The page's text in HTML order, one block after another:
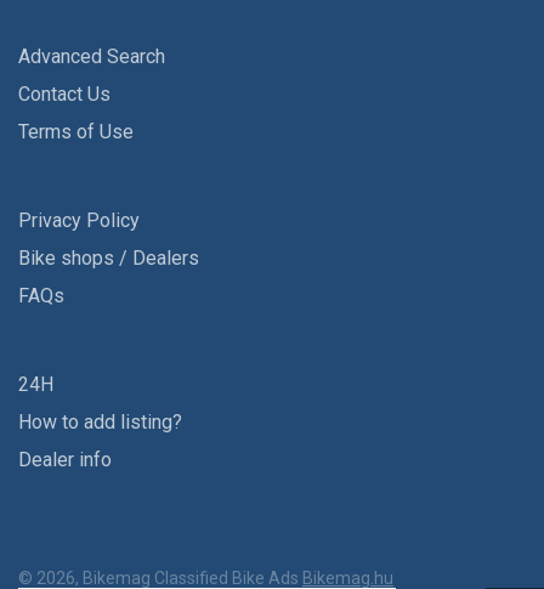
Advanced Search
Contact Us
Terms of Use
Privacy Policy
Bike shops / Dealers
FAQs
24H
How to add listing?
Dealer info
© 2026, Bikemag Classified Bike Ads Bikemag.hu